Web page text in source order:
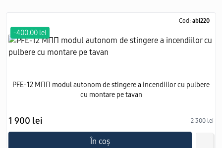
Cod: abi220
-400.00 lei
PFE-12 МПП modul autonom de stingere a incendiilor cu pulbere
cu montare pe tavan
1 900 lei 2 300 lei
În coș